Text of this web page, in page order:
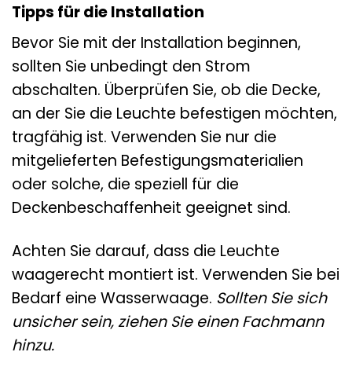
Tipps für die Installation
Bevor Sie mit der Installation beginnen,
sollten Sie unbedingt den Strom
abschalten. Überprüfen Sie, ob die Decke,
an der Sie die Leuchte befestigen möchten,
tragfähig ist. Verwenden Sie nur die
mitgelieferten Befestigungsmaterialien
oder solche, die speziell für die
Deckenbeschaffenheit geeignet sind.
Achten Sie darauf, dass die Leuchte
waagerecht montiert ist. Verwenden Sie bei
Bedarf eine Wasserwaage. Sollten Sie sich
unsicher sein, ziehen Sie einen Fachmann
hinzu.